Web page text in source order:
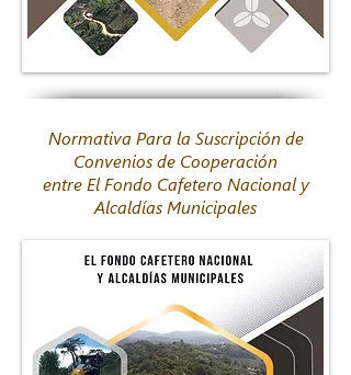
Normativa Para la Suscripción de
Convenios de Cooperación
entre El Fondo Cafetero Nacional y
Alcaldías Municipales